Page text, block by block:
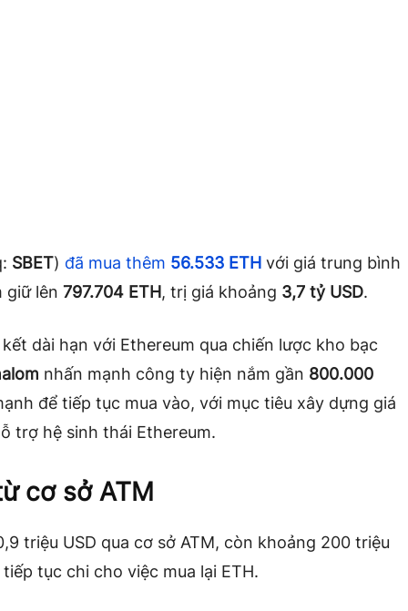
SBET) đã mua thêm 56.533 ETH với giá trung bình
giữ lên 797.704 ETH, trị giá khoảng 3,7 tỷ USD.
dài hạn với Ethereum qua chiến lược kho bạc
nhấn mạnh công ty hiện nắm gần 800.000
để tiếp tục mua vào, với mục tiêu xây dựng giá
trợ hệ sinh thái Ethereum.
cơ sở ATM
triệu USD qua cơ sở ATM, còn khoảng 200 triệu
tục chi cho việc mua lại ETH.